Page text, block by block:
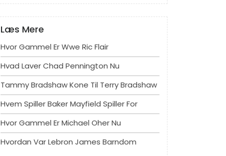
Læs Mere
Hvor Gammel Er Wwe Ric Flair
Hvad Laver Chad Pennington Nu
Tammy Bradshaw Kone Til Terry Bradshaw
Hvem Spiller Baker Mayfield Spiller For
Hvor Gammel Er Michael Oher Nu
Hvordan Var Lebron James Barndom